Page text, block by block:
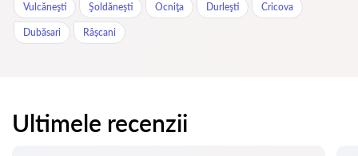
Vulcăneşti Şoldăneşti Ocniţa Durleşti Cricova
Dubăsari Râșcani
Ultimele recenzii